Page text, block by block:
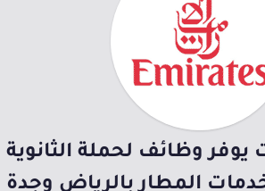
يوفر وظائف لحملة الثانوية
المطار بالرياض وجدة